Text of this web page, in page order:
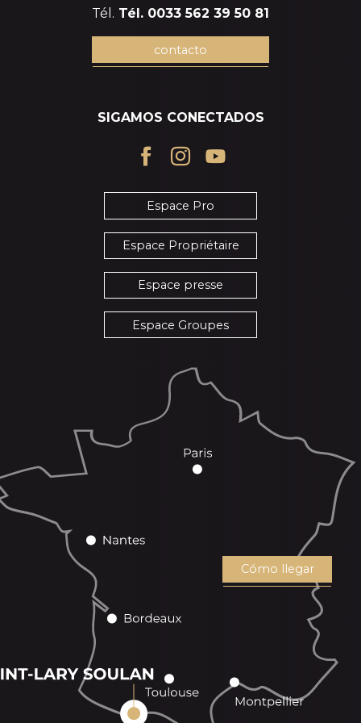
Tél. Tél. 0033 562 39 50 81
contacto
SIGAMOS CONECTADOS
Espace Pro
Espace Propriétaire
Espace presse
Espace Groupes
Cómo llegar